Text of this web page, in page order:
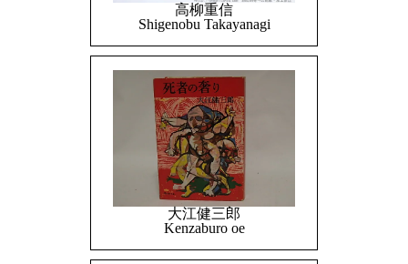
高柳重信
Shigenobu Takayanagi
大江健三郎
Kenzaburo oe